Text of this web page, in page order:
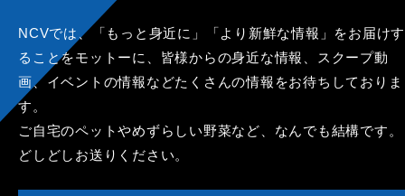
NCVでは、「もっと身近に」「より新鮮な情報」をお届けす
ることをモットーに、皆様からの身近な情報、スクープ動
画、イベントの情報などたくさんの情報をお待ちしておりま
す。
ご自宅のペットやめずらしい野菜など、なんでも結構です。
どしどしお送りください。